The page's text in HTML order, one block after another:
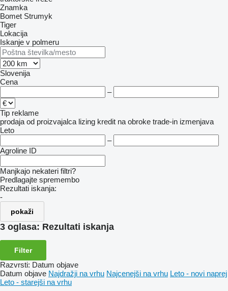
Znamka
Bomet Strumyk
Tiger
Lokacija
Iskanje v polmeru
Slovenija
Cena
–
Tip reklame
prodaja od proizvajalca lizing kredit na obroke trade-in izmenjava
Leto
–
Agroline ID
Manjkajo nekateri filtri?
Predlagajte spremembo
Rezultati iskanja:
-
pokaži
3 oglasa: Rezultati iskanja
Filter
Razvrsti: Datum objave
Datum objave Najdražji na vrhu Najcenejši na vrhu Leto - novi naprej
Leto - starejši na vrhu